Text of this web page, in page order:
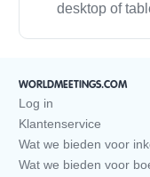
desktop of
WORLDMEETINGS.COM
Log in
Klantenservice
Wat we bieden voor
Wat we bieden voor